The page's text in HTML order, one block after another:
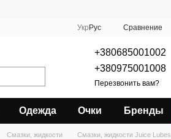
Укр Рус Сравнение
+380685001002
+380975001008
Перезвонить вам?
Одежда Очки Бренды
Смазки, жидкости
Смазки, жидкости Juice Lubes